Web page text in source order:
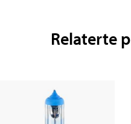
Relaterte